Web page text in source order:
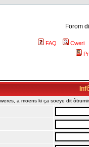
Forom
FAQ
Cweri
a moens ki ça soeye dit